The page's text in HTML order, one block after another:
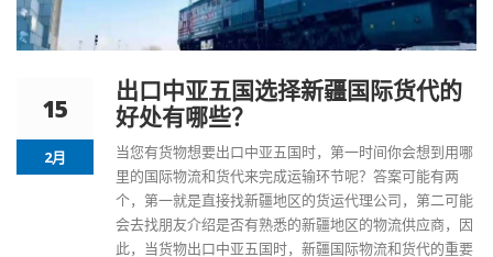
15
2月
出口中亚五国选择新疆国际货代的
好处有哪些？
当您有货物想要出口中亚五国时，第一时间你会想到用哪
里的国际物流和货代来完成运输环节呢？答案可能有两
个，第一就是直接找新疆地区的货运代理公司，第二可能
会去找朋友介绍是否有熟悉的新疆地区的物流供应商，因
此，当货物出口中亚五国时， 新疆国际物流和货代的重要